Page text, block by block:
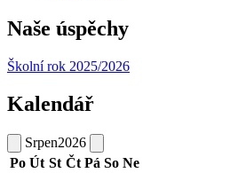
Naše úspěchy
Školní rok 2025/2026
Kalendář
Srpen2026
Po Út St Čt Pá So Ne